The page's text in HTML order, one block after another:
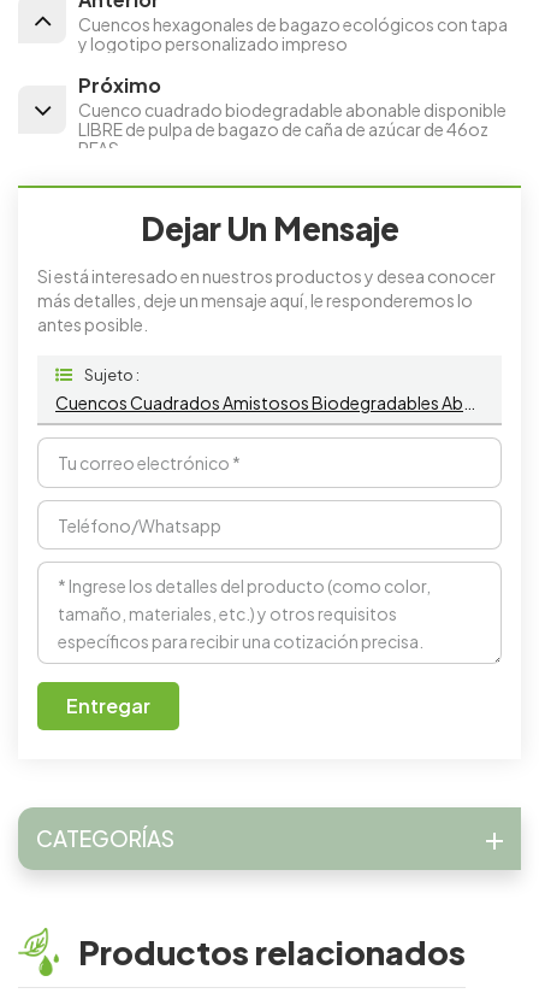
Cuencos hexagonales de bagazo ecológicos con tapa
y logotipo personalizado impreso
Próximo
Cuenco cuadrado biodegradable abonable disponible
LIBRE de pulpa de bagazo de caña de azúcar de 46oz
PFAS
Dejar Un Mensaje
Si está interesado en nuestros productos y desea conocer
más detalles, deje un mensaje aquí, le responderemos lo
antes posible.
Sujeto :
Entregar
CATEGORÍAS
Productos relacionados